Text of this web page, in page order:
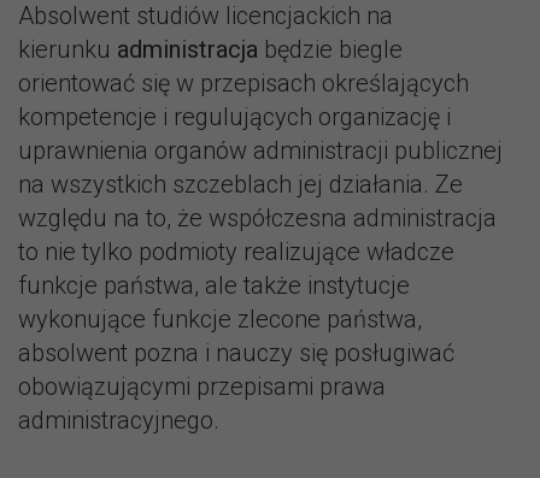
Absolwent studiów licencjackich na
kierunku administracja będzie biegle
orientować się w przepisach określających
kompetencje i regulujących organizację i
uprawnienia organów administracji publicznej
na wszystkich szczeblach jej działania. Ze
względu na to, że współczesna administracja
to nie tylko podmioty realizujące władcze
funkcje państwa, ale także instytucje
wykonujące funkcje zlecone państwa,
absolwent pozna i nauczy się posługiwać
obowiązującymi przepisami prawa
administracyjnego.